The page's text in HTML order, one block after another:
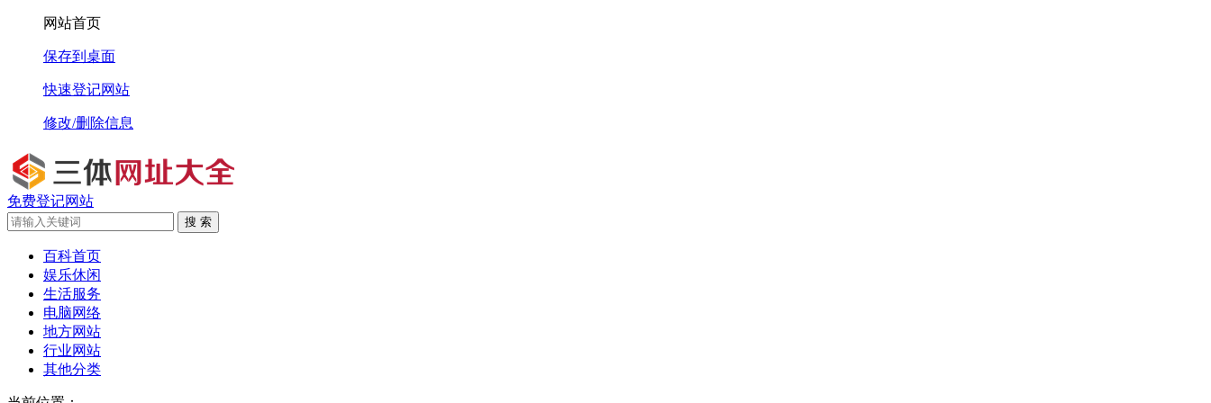
网站首页
保存到桌面
快速登记网站
修改/删除信息
免费登记网站
搜 索
百科首页
娱乐休闲
生活服务
电脑网络
地方网站
行业网站
其他分类